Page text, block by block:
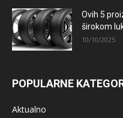
Ovih 5
širokom
10/10/2025
POPULARNE
Aktualno